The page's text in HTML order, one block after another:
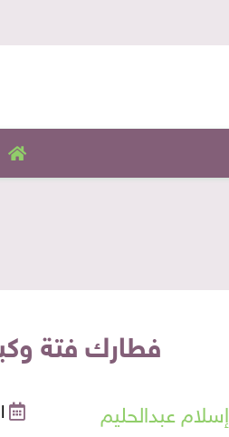
فطارك فتة
إسلام عبدالحليم